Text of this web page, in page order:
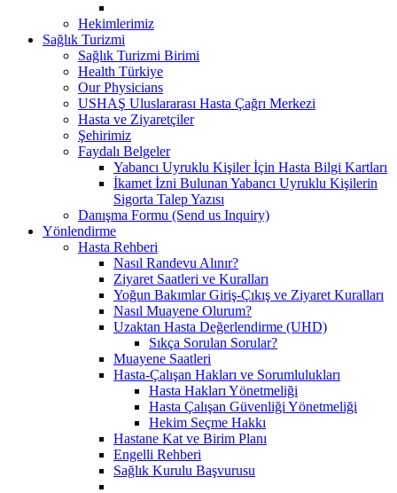
Hekimlerimiz
Sağlık Turizmi
Sağlık Turizmi Birimi
Health Türkiye
Our Physicians
USHAŞ Uluslararası Hasta Çağrı Merkezi
Hasta ve Ziyaretçiler
Şehirimiz
Faydalı Belgeler
Yabancı Uyruklu Kişiler İçin Hasta Bilgi Kartları
İkamet İzni Bulunan Yabancı Uyruklu Kişilerin
Sigorta Talep Yazısı
Danışma Formu (Send us Inquiry)
Yönlendirme
Hasta Rehberi
Nasıl Randevu Alınır?
Ziyaret Saatleri ve Kuralları
Yoğun Bakımlar Giriş-Çıkış ve Ziyaret Kuralları
Nasıl Muayene Olurum?
Uzaktan Hasta Değerlendirme (UHD)
Sıkça Sorulan Sorular?
Muayene Saatleri
Hasta-Çalışan Hakları ve Sorumlulukları
Hasta Hakları Yönetmeliği
Hasta Çalışan Güvenliği Yönetmeliği
Hekim Seçme Hakkı
Hastane Kat ve Birim Planı
Engelli Rehberi
Sağlık Kurulu Başvurusu